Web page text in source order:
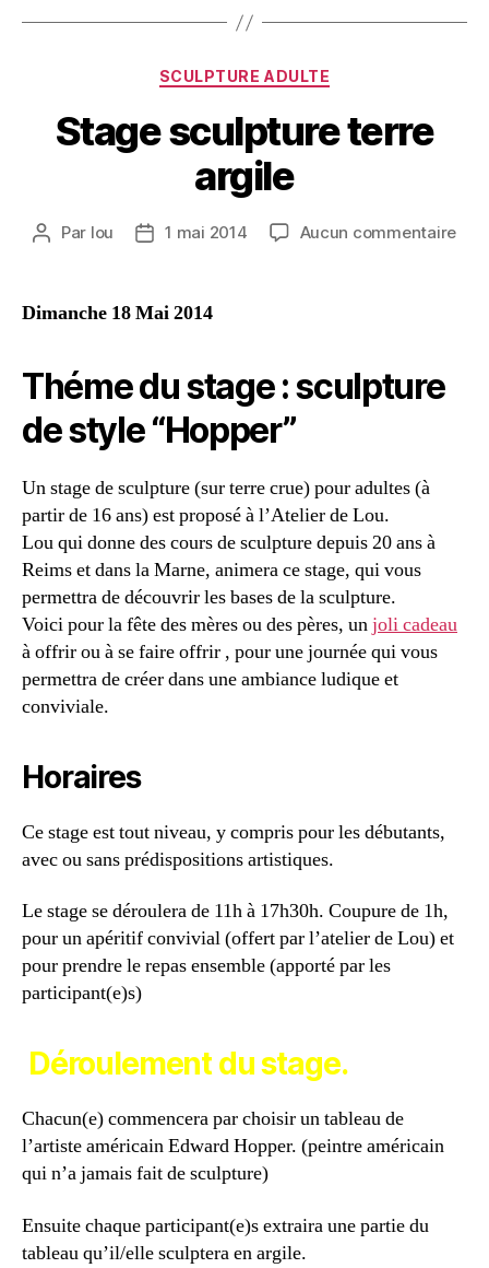
SCULPTURE ADULTE
Stage sculpture terre
argile
Par lou 1 mai 2014 Aucun commentaire
Dimanche 18 Mai 2014
Théme du stage : sculpture
de style “Hopper”
Un stage de sculpture (sur terre crue) pour adultes (à
partir de 16 ans) est proposé à l’Atelier de Lou.
Lou qui donne des cours de sculpture depuis 20 ans à
Reims et dans la Marne, animera ce stage, qui vous
permettra de découvrir les bases de la sculpture.
Voici pour la fête des mères ou des pères, unjoli cadeau
à offrir ou à se faire offrir , pour une journée qui vous
permettra de créer dans une ambiance ludique et
conviviale.
Horaires
Ce stage est tout niveau, y compris pour les débutants,
avec ou sans prédispositions artistiques.
Le stage se déroulera de 11h à 17h30h. Coupure de 1h,
pour un apéritif convivial (offert par l’atelier de Lou) et
pour prendre le repas ensemble (apporté par les
participant(e)s)
Déroulement du stage.
Chacun(e) commencera par choisir un tableau de
l’artiste américain Edward Hopper. (peintre américain
qui n’a jamais fait de sculpture)
Ensuite chaque participant(e)s extraira une partie du
tableau qu’il/elle sculptera en argile.